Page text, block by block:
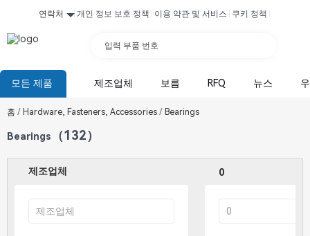
연락처 개인 정보 보호 정책 이용 약관 및 서비스 쿠키 정책
입력 부품 번호
모든 제품 제조업체 보름 RFQ 뉴스
홈 / Hardware, Fasteners, Accessories / Bearings
Bearings （132）
제조업체 0